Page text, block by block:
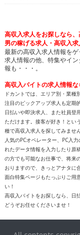
高収入求人をお探しなら
男の稼げる求人・高収入
最新の高収入求人情報をゲ
求人情報の他、特集やイ
報も・・・。
高収入バイトの求人情報な
ドカントでは、エリア別・業種
注目のピックアップ求人も定期
日払いや即決求人、また社員登
ただけます。接客が好き！とい
種で高収入求人を探してみませ
人気のPCオペレーター、PC入
れたデータ情報を入力したり原
の方でも可能なお仕事で、将来
おりますので、きっとアナタに
面白特集ページもたっぷりご用
い！
高収入バイトをお探しなら、日
どうぞお任せくださいませ！